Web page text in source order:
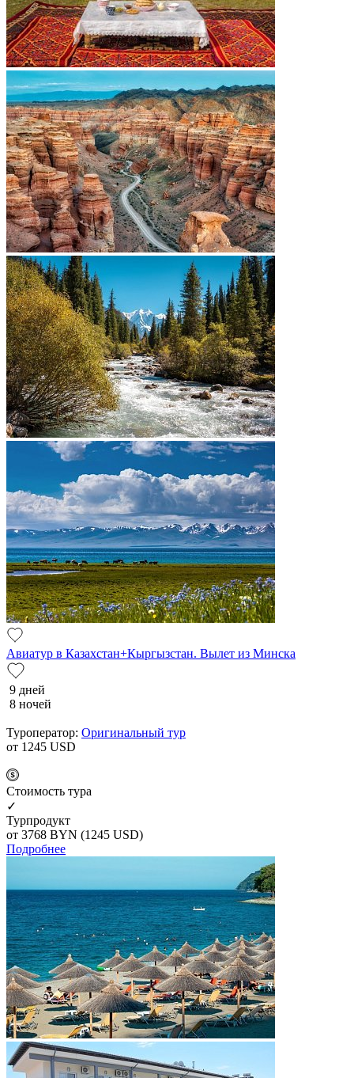
Авиатур в Казахстан+Кыргызстан. Вылет из Минска
9 дней
8 ночей
Туроператор: Оригинальный тур
от 1245 USD
Cтоимость тура
✓
Турпродукт
от 3768 BYN (1245 USD)
Подробнее